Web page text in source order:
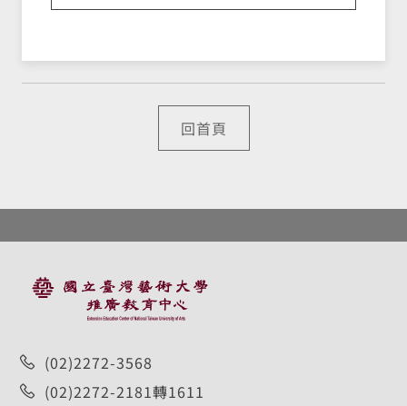
回首頁
(02)2272-3568
(02)2272-2181轉1611